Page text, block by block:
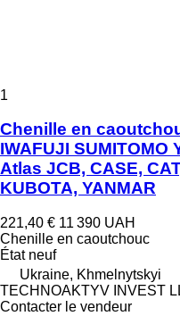
1
Chenille en
IWAFUJI SUMITOMO
Atlas JCB, CASE,
KUBOTA, YANMAR
221,40 € 11 390 UAH
Chenille en caoutchouc
Étatneuf
Ukraine, Khmelnytskyi
TECHNOAKTYV INVEST
Contacter le vendeur